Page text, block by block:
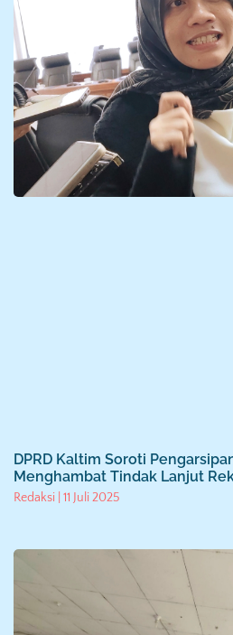
DPRD Kaltim Soroti
Menghambat Tindak Lanjut
Redaksi 11 Juli 2025